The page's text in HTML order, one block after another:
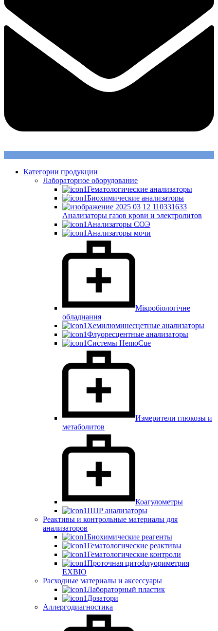
Категории продукции
Лабораторное оборудование
Гематологические анализаторы
Биохимические анализаторы
Анализаторы газов крови и электролитов
Анализаторы СОЭ
Анализаторы мочи
Мікробіологічне
обладнання
Хемилюминесцетные анализаторы
Флуоресцентные анализаторы
Системы HemoCue
Измерители глюкозы и
метаболитов
Коагулометры
ПЦР анализаторы
Реактивы и контрольные материалы для
анализаторов
Биохимические реагенты
Гематологические реактивы
Гематологические контроли
Проточная цитофлуориметрия
EXBIO
Расходные материалы и аксессуары
Лабораторный пластик
Дозатори
Аллергодиагностика